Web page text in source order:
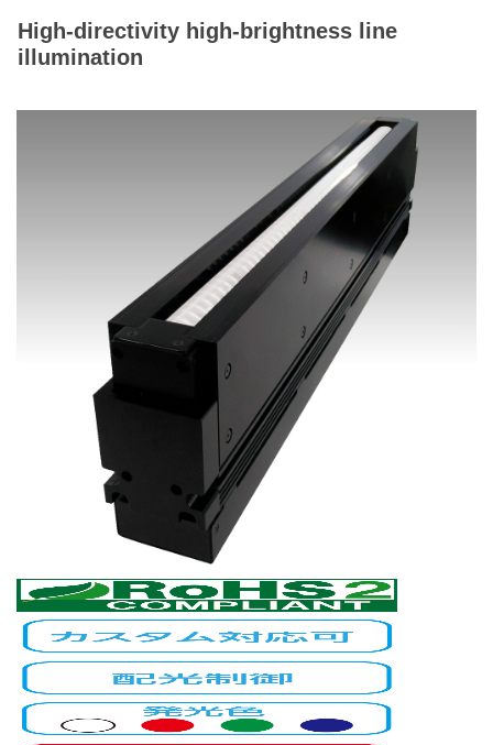
High-directivity high-brightness line
illumination